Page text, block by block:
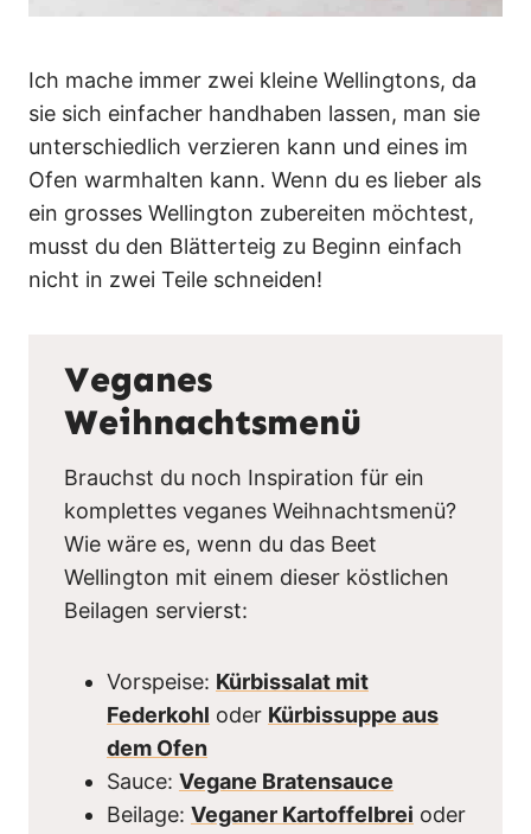
Ich mache immer zwei kleine Wellingtons, da
sie sich einfacher handhaben lassen, man sie
unterschiedlich verzieren kann und eines im
Ofen warmhalten kann. Wenn du es lieber als
ein grosses Wellington zubereiten möchtest,
musst du den Blätterteig zu Beginn einfach
nicht in zwei Teile schneiden!
Veganes
Weihnachtsmenü
Brauchst du noch Inspiration für ein
komplettes veganes Weihnachtsmenü?
Wie wäre es, wenn du das Beet
Wellington mit einem dieser köstlichen
Beilagen servierst:
Vorspeise: Kürbissalat mit
Federkohl oder Kürbissuppe aus
dem Ofen
Sauce: Vegane Bratensauce
Beilage: Veganer Kartoffelbrei oder